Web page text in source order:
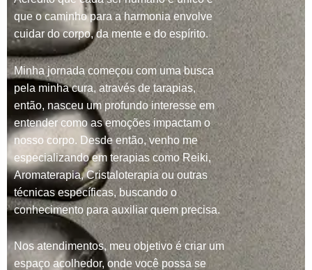
que o caminho para a harmonia envolve
cuidar do corpo, da mente e do espírito.
Minha jornada começou com uma busca
pela minha cura, através de tarapias,
então, nasceu um profundo interesse em
entender como as emoções impactam o
nosso corpo. Desde então, venho me
especializando em terapias como Reiki,
Aromaterapia, Cristaloterapia ou outras
técnicas específicas, buscando o
conhecimento para auxiliar quem precisa.
Nos atendimentos, meu objetivo é criar um
espaço acolhedor, onde você possa se